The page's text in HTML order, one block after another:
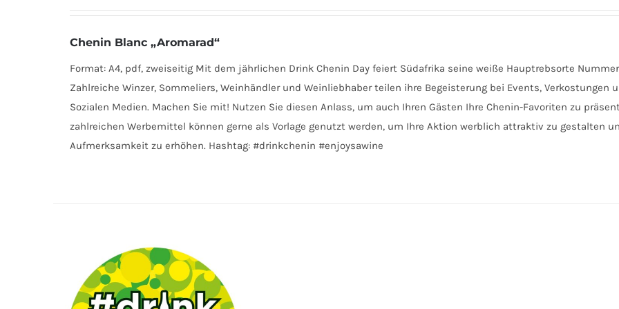
Chenin Blanc „Aromarad“
Format: A4, pdf, zweiseitig Mit dem jährlichen Drink Chenin Day feiert Südafrika seine weiße Hauptrebsorte Nummer
Zahlreiche Winzer, Sommeliers, Weinhändler und Weinliebhaber teilen ihre Begeisterung bei Events, Verkostungen
Sozialen Medien. Machen Sie mit! Nutzen Sie diesen Anlass, um auch Ihren Gästen Ihre Chenin-Favoriten zu
zahlreichen Werbemittel können gerne als Vorlage genutzt werden, um Ihre Aktion werblich attraktiv zu gestalten
Aufmerksamkeit zu erhöhen. Hashtag: #drinkchenin #enjoysawine